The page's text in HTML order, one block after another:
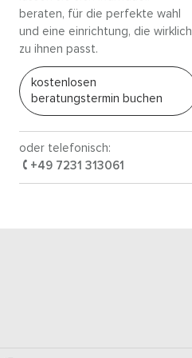
beraten, für die perfekte wahl
und eine einrichtung, die wirklich
zu ihnen passt.
kostenlosen
beratungstermin buchen
oder telefonisch:
+49 7231 313061